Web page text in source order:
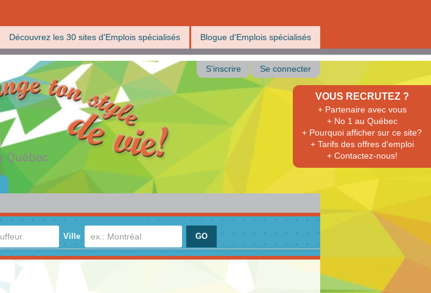
Découvrez les 30 sites d'Emplois spécialisés Blogue d'Emplois spécialisés
VOUS RECRUTEZ ?
+ Partenaire avec vous
+ No 1 au Québec
+ Pourquoi afficher sur ce site?
+ Tarifs des offres d'emploi
+ Contactez-nous!
S'inscrire Se connecter
Ville